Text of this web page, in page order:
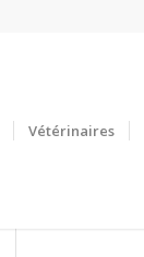
Vétérinaires